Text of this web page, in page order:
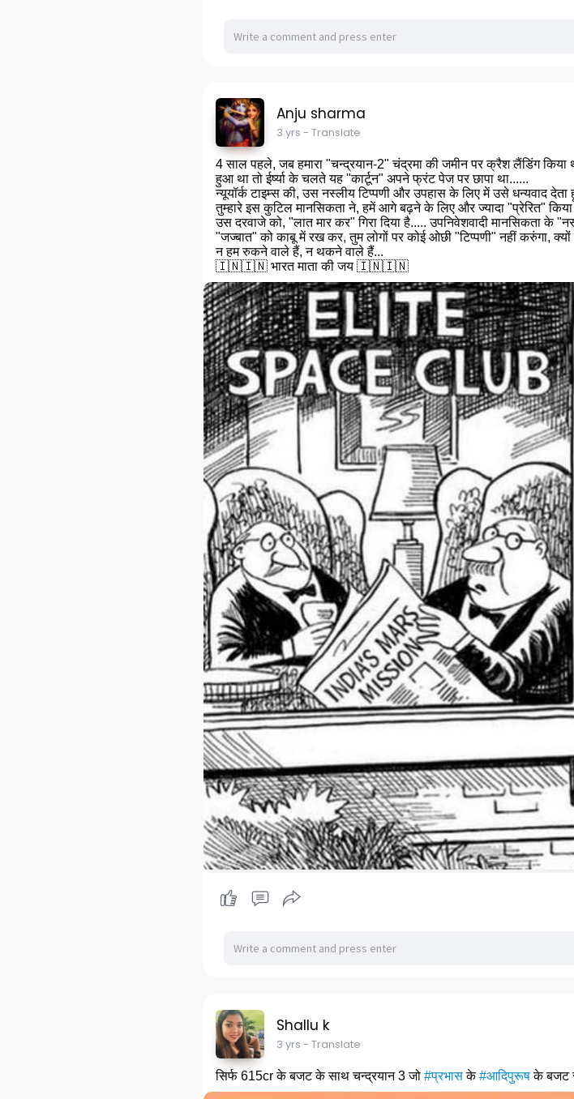
Anju sharma
3 yrs - Translate
4 साल पहले, जब हमारा "चन्द्रयान-2" चंद्रमा की जमीन पर क्रैश लैंडिंग
हुआ था तो ईर्ष्या के चलते यह "कार्टून" अपने फ्रंट पेज पर छापा था......
न्यूयॉर्क टाइम्स की, उस नस्लीय टिप्पणी और उपहास के लिए में उसे धन्यवाद
तुम्हारे इस कुटिल मानसिकता ने, हमें आगे बढ़ने के लिए और ज्यादा "प्रेरित"
उस दरवाजे को, "लात मार कर" गिरा दिया है..... उपनिवेशवादी मानसिकता
"जज्बात" को काबू में रख कर, तुम लोगों पर कोई ओछी "टिप्पणी" नहीं करुंगा,
न हम रुकने वाले हैं, न थकने वाले हैं...
🇮🇳🇮🇳 भारत माता की जय 🇮🇳🇮🇳
Shallu k
3 yrs - Translate
सिर्फ 615cr के बजट के साथ चन्द्रयान 3 जो #प्रभासके#आदिपुरूषके बजट